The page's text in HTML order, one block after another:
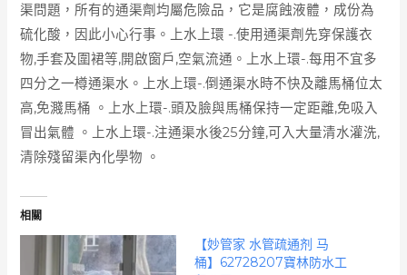
渠問題，所有的通渠劑均屬危險品，它是腐蝕液體，成份為
硫化酸，因此小心行事。上水上環 -.使用通渠劑先穿保護衣
物,手套及圍裙等,開啟窗戶,空氣流通。上水上環-.每用不宜多
四分之一樽通渠水。上水上環-.倒通渠水時不快及離馬桶位太
高,免濺馬桶 。上水上環-.頭及臉與馬桶保持一定距離,免吸入
冒出氣體 。上水上環-.注通渠水後25分鐘,可入大量清水灌洗,
清除殘留渠內化學物 。
相關
【妙管家 水管疏通剂 马
桶】62728207寶林防水工